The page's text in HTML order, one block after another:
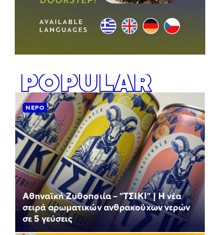
POPULAR
ΝΕΡΌ
Αθηναϊκή Ζυθοποιία – “ΤΣΙΚΙ” | Η νέα
σειρά αρωματικών ανθρακούχων νερών
σε 5 γεύσεις